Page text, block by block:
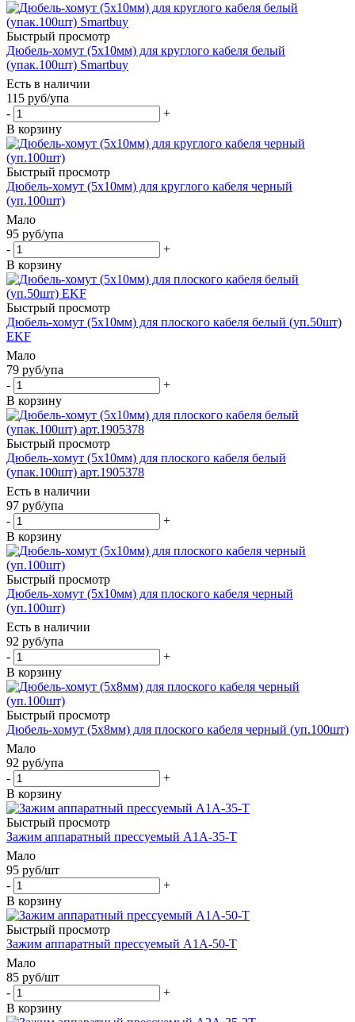
Быстрый просмотр
Дюбель-хомут (5х10мм) для круглого кабеля белый
(упак.100шт) Smartbuy
Есть в наличии
115 руб/упа
-
+
В корзину
Быстрый просмотр
Дюбель-хомут (5х10мм) для круглого кабеля черный
(уп.100шт)
Мало
95 руб/упа
-
+
В корзину
Быстрый просмотр
Дюбель-хомут (5х10мм) для плоского кабеля белый (уп.50шт)
EKF
Мало
79 руб/упа
-
+
В корзину
Быстрый просмотр
Дюбель-хомут (5х10мм) для плоского кабеля белый
(упак.100шт) арт.1905378
Есть в наличии
97 руб/упа
-
+
В корзину
Быстрый просмотр
Дюбель-хомут (5х10мм) для плоского кабеля черный
(уп.100шт)
Есть в наличии
92 руб/упа
-
+
В корзину
Быстрый просмотр
Дюбель-хомут (5х8мм) для плоского кабеля черный (уп.100шт)
Мало
92 руб/упа
-
+
В корзину
Быстрый просмотр
Зажим аппаратный прессуемый А1А-35-Т
Мало
95 руб/шт
-
+
В корзину
Быстрый просмотр
Зажим аппаратный прессуемый А1А-50-Т
Мало
85 руб/шт
-
+
В корзину